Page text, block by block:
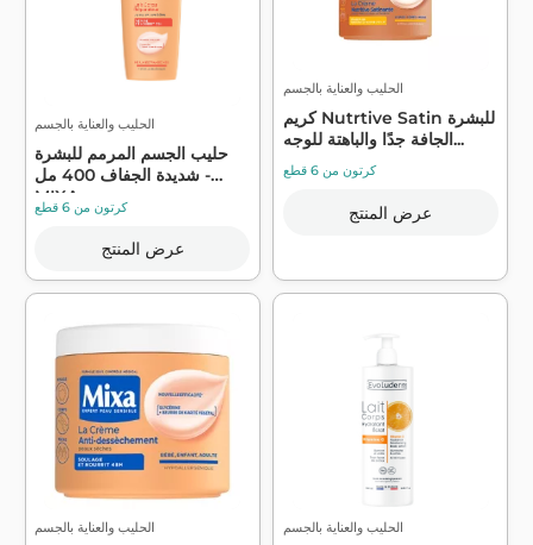
الحليب والعناية بالجسم
حليب الجسم المرمم للبشرة
شديدة الجفاف 400 مل -
MIXAكرتون من 6 قطع
عرض المنتج
الحليب والعناية بالجسم
كريم Nutrtive Satin للبشرة
الجافة جدًا والباهتة للوجه...
كرتون من 6 قطع
عرض المنتج
الحليب والعناية بالجسم الحليب والعناية بالجسم